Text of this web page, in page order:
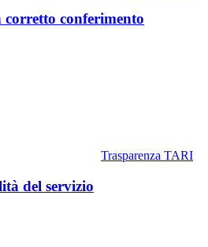
conferimento
Trasparenza TARI
del servizio